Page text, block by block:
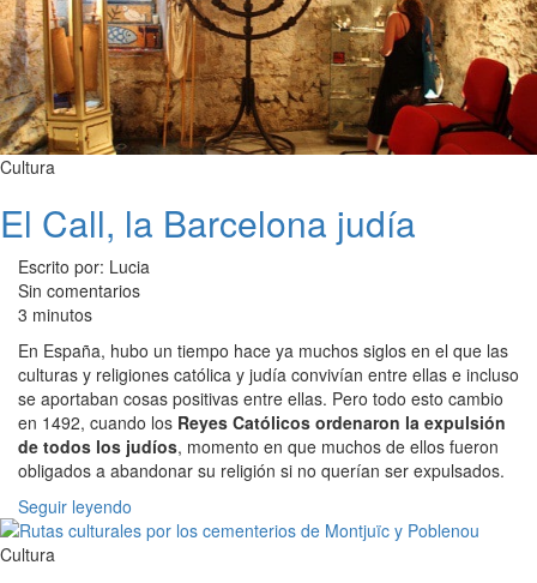
Cultura
El Call, la Barcelona judía
Escrito por: Lucia
Sin comentarios
3 minutos
En España, hubo un tiempo hace ya muchos siglos en el que las
culturas y religiones católica y judía convivían entre ellas e incluso
se aportaban cosas positivas entre ellas. Pero todo esto cambio
en 1492, cuando los Reyes Católicos ordenaron la expulsión
de todos los judíos, momento en que muchos de ellos fueron
obligados a abandonar su religión si no querían ser expulsados.
Seguir leyendo
Cultura